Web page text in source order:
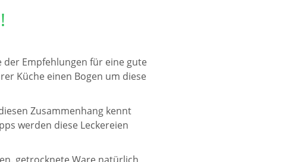
der Empfehlungen für eine gute
Küche einen Bogen um diese
Zusammenhang kennt
werden diese Leckereien